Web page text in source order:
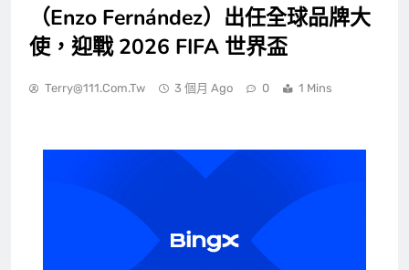
（Enzo Fernández）出任全球品牌大
使，迎戰 2026 FIFA 世界盃
Terry@111.com.tw 3 個月 Ago 0 1 Mins